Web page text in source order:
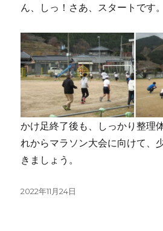
ん、しっ！さあ、スタートです。
かけ足終了後も、しっかり整理
れからマラソン大会に向けて、
きましょう。
投
2022年11月24日